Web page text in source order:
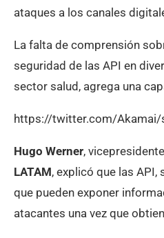
ataques a los canales
La falta de comprensión
seguridad de las API en
sector salud, agrega una
https://twitter.com/
Hugo Werner,
LATAM, explicó que las
que pueden exponer
atacantes una vez que